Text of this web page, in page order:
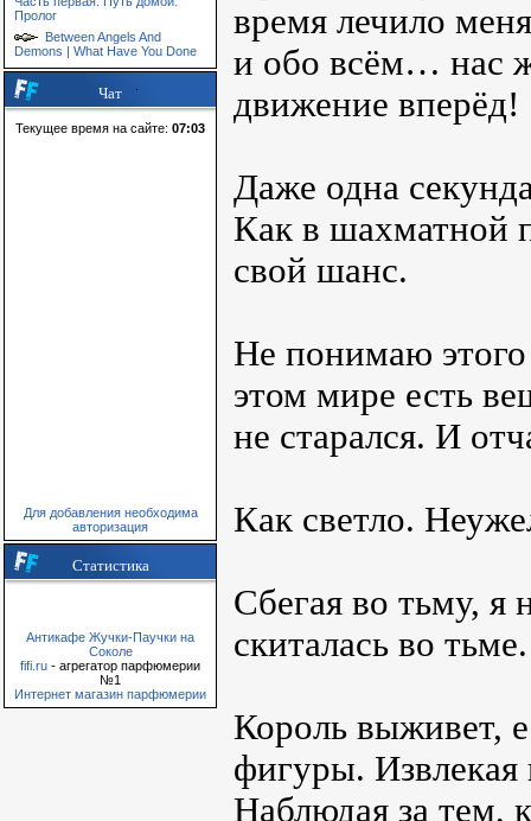
Пролог
Between Angels And
Demons | What Have You Done
Чат
Текущее время на сайте: 07:03
Для добавления необходима
авторизация
Статистика
Антикафе Жучки-Паучки на
Соколе
fifi.ru - агрегатор парфюмерии
№1
Интернет магазин парфюмерии
время лечило
и обо всём… нас
движение вперёд!
Даже одна
Как в шахматной
свой шанс.
Не понимаю
этом мире есть
не старался. И
Как светло.
Сбегая во тьму, я
скиталась во
Король выживет,
фигуры.
Наблюдая за тем,